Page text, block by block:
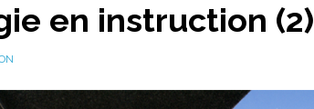
en instruction (2)